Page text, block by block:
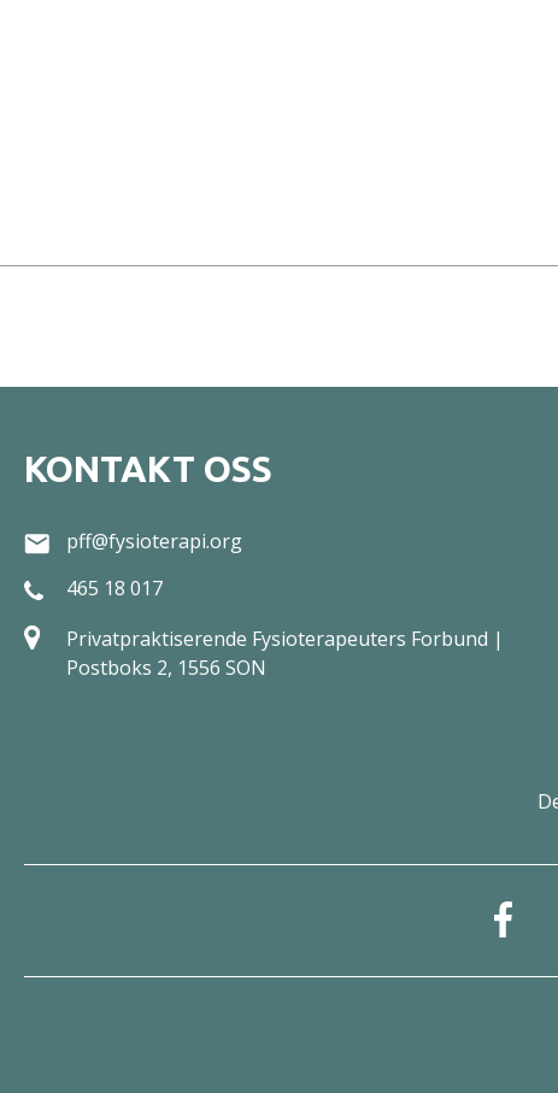
KONTAKT OSS
pff@fysioterapi.org
465 18 017
Privatpraktiserende Fysioterapeuters Forbund |
Postboks 2, 1556 SON